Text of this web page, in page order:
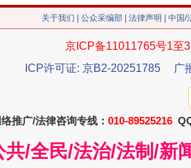
大"原罪" "
关于我们 公众采编部 法律声明 | 中国
京ICP备11011765号1至
ICP许可证: 京B2-20251785
广
推广/法律咨询专线： 010-89525216
共/全民/法治/法制/新